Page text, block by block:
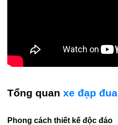
Tổng quan xe đạp đua
Phong cách thiết kế độc đáo